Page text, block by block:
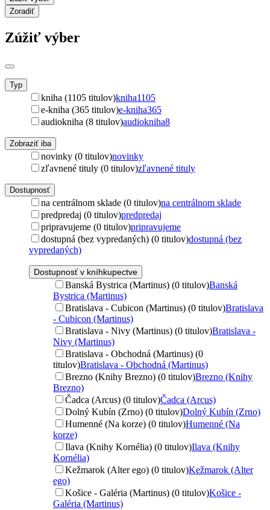
Zoradiť
Zúžiť výber
Typ
kniha (1105 titulov)kniha1105
e-kniha (365 titulov)e-kniha365
audiokniha (8 titulov)audiokniha8
Zobraziť iba
novinky (0 titulov)novinky
zľavnené tituly (0 titulov)zľavnené tituly
Dostupnosť
na centrálnom sklade (0 titulov)na centrálnom sklade
predpredaj (0 titulov)predpredaj
pripravujeme (0 titulov)pripravujeme
dostupná (bez vypredaných) (0 titulov)dostupná (bez
vypredaných)
Dostupnosť v kníhkupectve
Banská Bystrica (Martinus) (0 titulov)Banská
Bystrica (Martinus)
Bratislava - Cubicon (Martinus) (0 titulov)Bratislava
- Cubicon (Martinus)
Bratislava - Nivy (Martinus) (0 titulov)Bratislava -
Nivy (Martinus)
Bratislava - Obchodná (Martinus) (0
titulov)Bratislava - Obchodná (Martinus)
Brezno (Knihy Brezno) (0 titulov)Brezno (Knihy
Brezno)
Čadca (Arcus) (0 titulov)Čadca (Arcus)
Dolný Kubín (Zrno) (0 titulov)Dolný Kubín (Zrno)
Humenné (Na korze) (0 titulov)Humenné (Na
korze)
Ilava (Knihy Kornélia) (0 titulov)Ilava (Knihy
Kornélia)
Kežmarok (Alter ego) (0 titulov)Kežmarok (Alter
ego)
Košice - Galéria (Martinus) (0 titulov)Košice -
Galéria (Martinus)